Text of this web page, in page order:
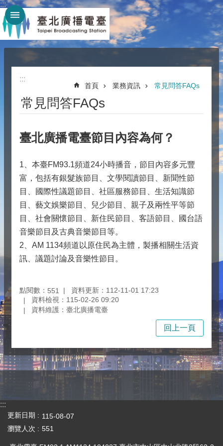
跳到主要內容區塊
:::
:::
首頁 業務資訊 常見問答FAQs
常見問答FAQs
臺北廣播電臺節目內容為何？
1、本臺FM93.1頻道24小時播音，節目內容多元豐
富，包括有銀髮族節目、文學閱讀節目、新聞性節
目、國際性議題節目、社區服務節目、生活知識節
目、藝文娛樂節目、兒少節目、親子及兩性平等節
目、社會關懷節目、新住民節目、客語節目、國台語
音樂節目及古典音樂節目等。
2、AM 1134頻道以原住民為主體，製播相關生活資
訊、議題討論及音樂性節目。
點閱數： 551
資料更新：112-11-01 17:23
資料檢視：115-02-26 09:20
資料維護：臺北廣播電臺
回上一頁
:::
更新日期
115-08-07
瀏覽人次
551